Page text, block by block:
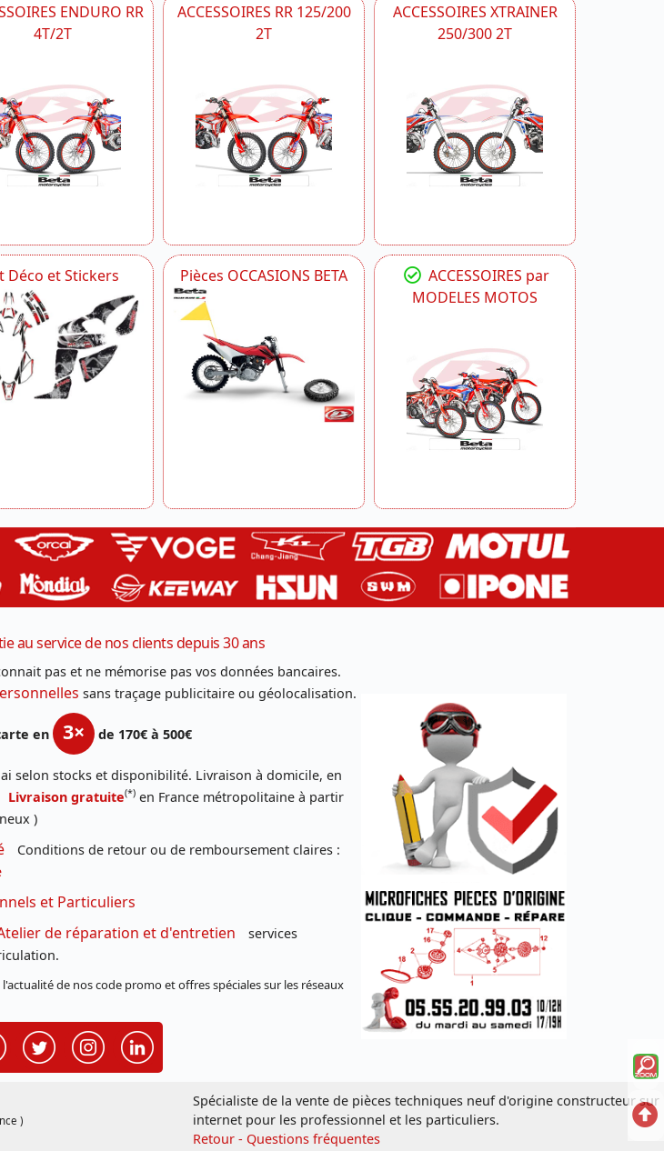
ENDURO RR
4T/2T
ACCESSOIRES RR 125/200
2T
ACCESSOIRES XTRAINER
250/300 2T
Déco et Stickers Pièces OCCASIONS BETA
ACCESSOIRES par
MODELES MOTOS
au service de nos clients depuis 30 ans
pas et ne mémorise pas vos données bancaires.
sans traçage publicitaire ou géolocalisation.
en 3× de 170€ à 500€
selon stocks et disponibilité. Livraison à domicile, en
Livraison gratuite(*) en France métropolitaine à partir
)
Conditions de retour ou de remboursement claires :
et Particuliers
de réparation et d'entretien
services
l'actualité de nos code promo et offres spéciales sur les réseaux
)
Spécialiste de la vente de pièces techniques neuf d'origine constructeur sur
internet pour les professionnel et les particuliers.
Retour - Questions fréquentes
la